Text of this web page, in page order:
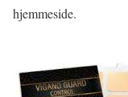
hjemmeside.